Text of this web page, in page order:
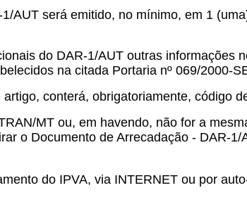
AUT será emitido, no mínimo, em 1
do DAR-1/AUT outras
na citada Portaria nº 069/2000-
conterá, obrigatoriamente, código
MT ou, em havendo, não for a
o Documento de Arrecadação - DAR-
do IPVA, via INTERNET ou por